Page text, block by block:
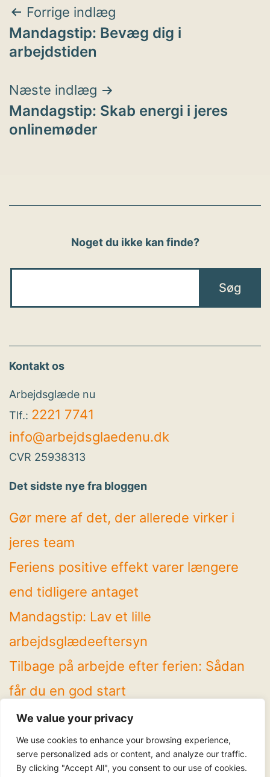
We value your privacy
We use cookies to enhance your browsing experience,
serve personalized ads or content, and analyze our traffic.
By clicking "Accept All", you consent to our use of cookies.
Indlægsnavigation
Forrige indlæg
Mandagstip: Bevæg dig i
arbejdstiden
Næste indlæg
Mandagstip: Skab energi i jeres
onlinemøder
Noget du ikke kan finde?
Kontakt os
Arbejdsglæde nu
Tlf.: 2221 7741
info@arbejdsglaedenu.dk
CVR 25938313
Det sidste nye fra bloggen
Gør mere af det, der allerede virker i
jeres team
Feriens positive effekt varer længere
end tidligere antaget
Mandagstip: Lav et lille
arbejdsglædeeftersyn
Tilbage på arbejde efter ferien: Sådan
får du en god start
4 spændende temaer på Arbejdsglæde
Live! 2026
Følg os